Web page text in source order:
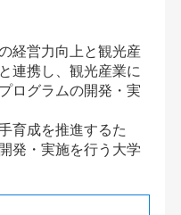
経営力向上と観光産
連携し、観光産業に
ログラムの開発・実
育成を推進するた
発・実施を行う大学